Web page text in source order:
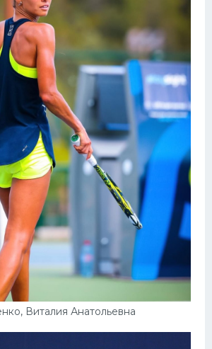
Виталия Анатольевна